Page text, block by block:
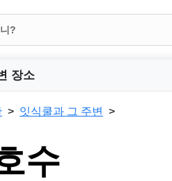
장소
잇식쿨과 그 주변
수